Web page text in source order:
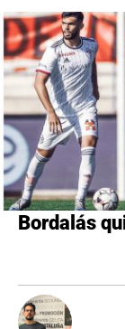
Bordalás